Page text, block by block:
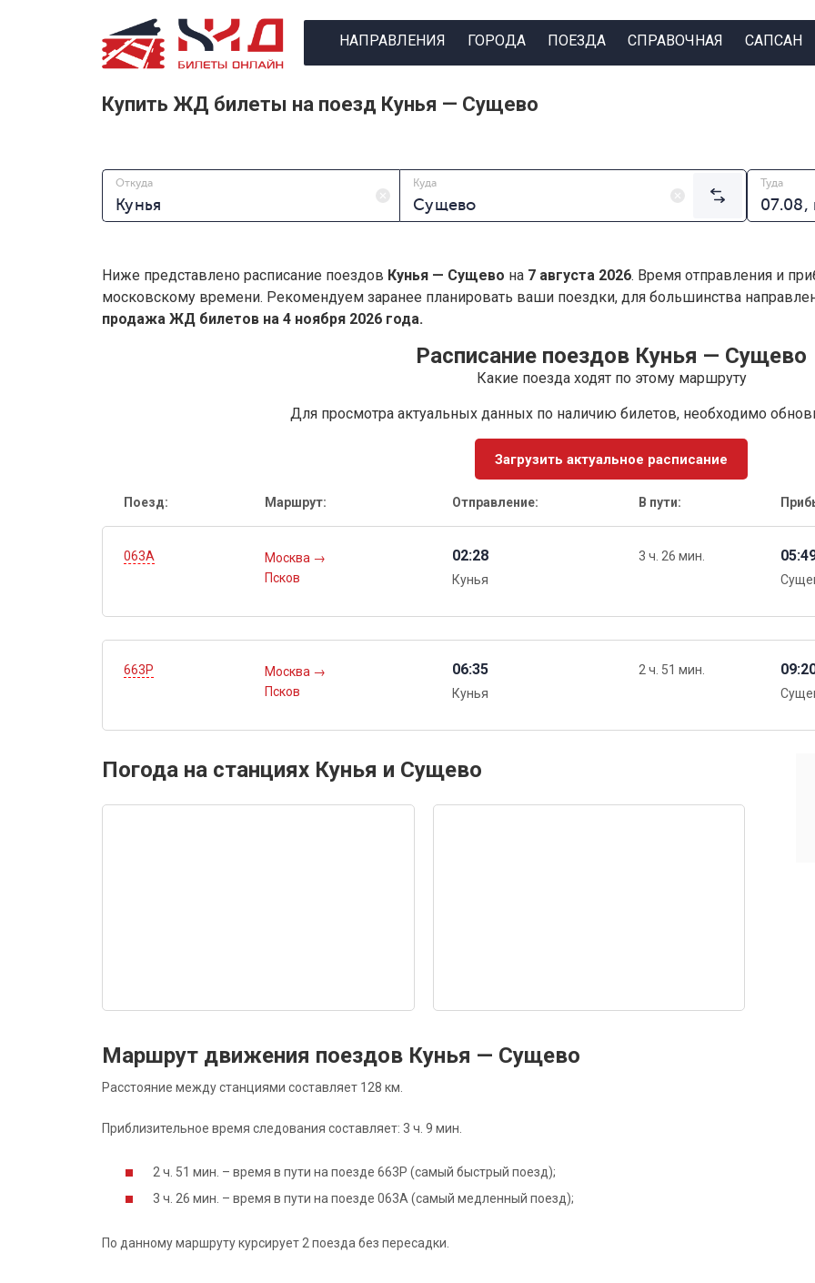
НАПРАВЛЕНИЯ ГОРОДА ПОЕЗДА СПРАВОЧНАЯ САПСАН
Купить ЖД билеты на поезд Кунья — Сущево
Откуда Куда Туда
Ниже представлено расписание поездов Кунья — Сущево на 7 августа 2026. Время отправления и
московскому времени. Рекомендуем заранее планировать ваши поездки, для большинства
продажа ЖД билетов на 4 ноября 2026 года.
Расписание поездов Кунья — Сущево
Какие поезда ходят по этому маршруту
Для просмотра актуальных данных по наличию билетов, необходимо
Загрузить актуальное расписание
Поезд: Маршрут: Отправление: В пути:
063А Москва →
Псков
02:28
Кунья
3 ч. 26 мин.
663Р Москва →
Псков
06:35
Кунья
2 ч. 51 мин.
Погода на станциях Кунья и Сущево
Маршрут движения поездов Кунья — Сущево
Расстояние между станциями составляет 128 км.
Приблизительное время следования составляет: 3 ч. 9 мин.
2 ч. 51 мин. – время в пути на поезде 663Р (самый быстрый поезд);
3 ч. 26 мин. – время в пути на поезде 063А (самый медленный поезд);
По данному маршруту курсирует 2 поезда без пересадки.